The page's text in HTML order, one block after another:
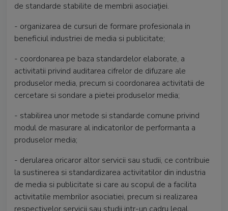
de standarde stabilite de membrii asociaţiei.
- organizarea de cursuri de formare profesionala in
beneficiul industriei de media si publicitate;
- coordonarea pe baza standardelor elaborate, a
activitatii privind auditarea cifrelor de difuzare ale
produselor media, precum si coordonarea activitatii de
cercetare si sondare a pietei produselor media;
- stabilirea unor metode si standarde comune privind
modul de masurare al indicatorilor de performanta a
produselor media;
- derularea oricaror altor servicii sau studii, ce contribuie
la sustinerea si standardizarea activitatilor din industria
de media si publicitate si care au scopul de a facilita
activitatile membrilor asociatiei, precum si realizarea